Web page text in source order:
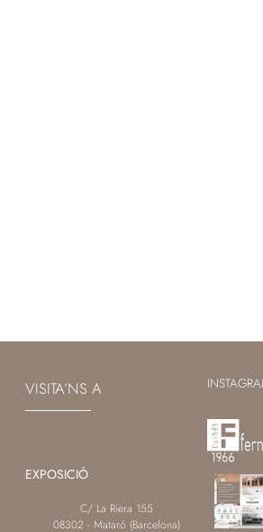
VISITA’NS A
EXPOSICIÓ
C/ La Riera 155
08302 - Mataró (Barcelona)